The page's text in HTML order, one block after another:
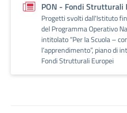
PON - Fondi Strutturali
Progetti svolti dall'Istituto
del Programma Operativo
intitolato “Per la Scuola –
l’apprendimento”, piano di
Fondi Strutturali Europei